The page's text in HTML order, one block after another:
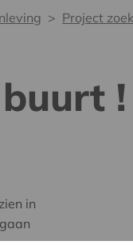
Project
!
in